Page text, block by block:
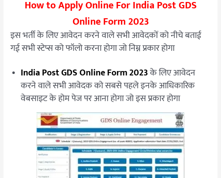
How to Apply Online For India Post GDS
Online Form 2023
इस भर्ती के लिए आवेदन करने वाले सभी आवेदकों को नीचे बताई
गई सभी स्टेप्स को फॉलो करना होगा जो निम्न प्रकार होगा
India Post GDS Online Form 2023के लिए आवेदन
करने वाले सभी आवेदक को सबसे पहले इनके आधिकारिक
वेबसाइट के होम पेज पर आना होगा जो इस प्रकार होगा